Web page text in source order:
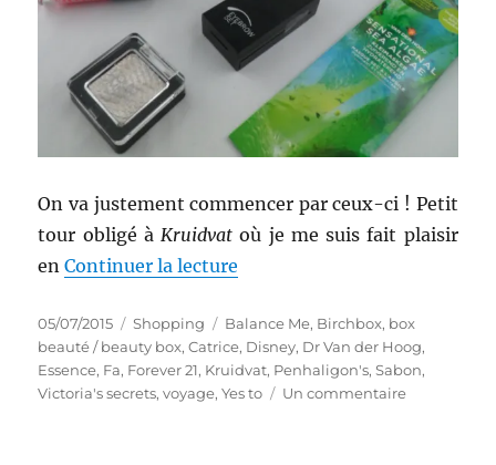
On va justement commencer par ceux-ci ! Petit
tour obligé à Kruidvat où je me suis fait plaisir
enContinuer la lecture
Publié
le
05/07/2015 Catégories
Shopping Étiquettes
Balance Me, Birchbox, box
beauté / beauty box,Catrice, Disney, Dr Van der Hoog,
Essence, Fa, Forever 21, Kruidvat, Penhaligon's,Sabon,
Victoria's secrets,voyage,Yes to Un commentairesur